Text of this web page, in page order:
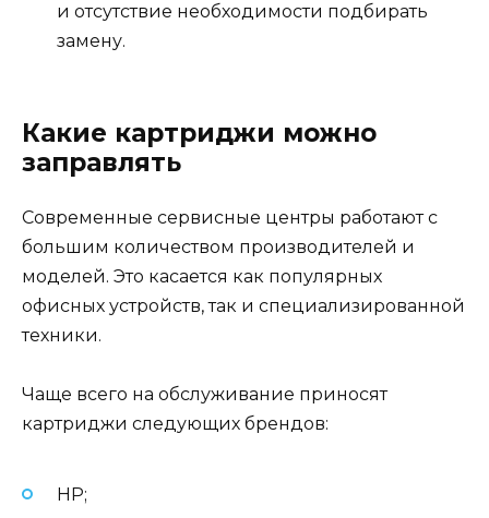
и отсутствие необходимости подбирать
замену.
Какие картриджи можно
заправлять
Современные сервисные центры работают с
большим количеством производителей и
моделей. Это касается как популярных
офисных устройств, так и специализированной
техники.
Чаще всего на обслуживание приносят
картриджи следующих брендов:
HP;